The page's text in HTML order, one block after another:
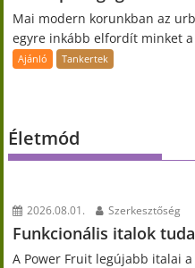
Mai modern korunkban az
egyre inkább elfordít minket
Ajánló Tankertek
Életmód
2026.08.01. Szerkesztőség
Funkcionális italok
A Power Fruit legújabb italai